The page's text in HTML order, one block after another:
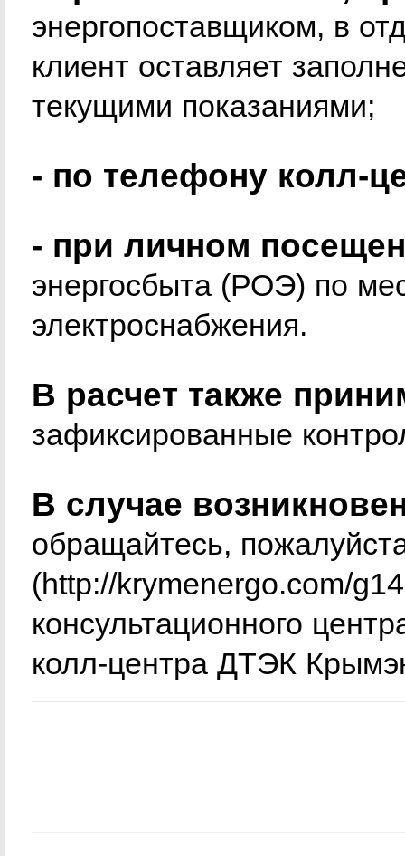
энергопоставщиком, в
клиент оставляет
текущими показаниями;
- по телефону колл-
- при личном
энергосбыта (РОЭ) по
электроснабжения.
В расчет также
зафиксированные
В случае
обращайтесь,
(http://krymenergo.com/
консультационного
колл-центра ДТЭК